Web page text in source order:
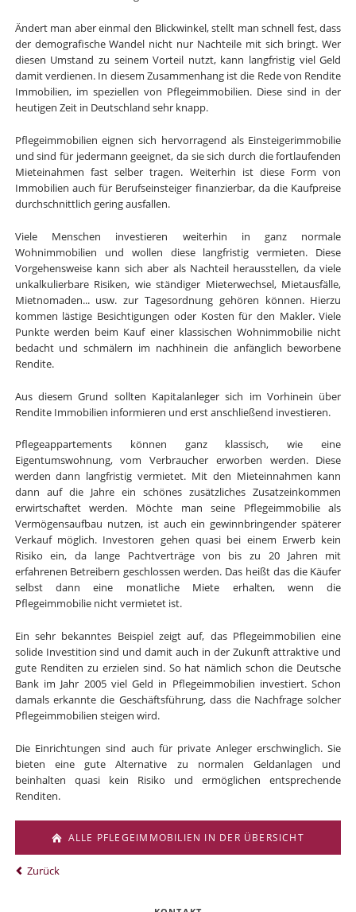
Ändert man aber einmal den Blickwinkel, stellt man schnell fest, dass
der demografische Wandel nicht nur Nachteile mit sich bringt. Wer
diesen Umstand zu seinem Vorteil nutzt, kann langfristig viel Geld
damit verdienen. In diesem Zusammenhang ist die Rede von Rendite
Immobilien, im speziellen von Pflegeimmobilien. Diese sind in der
heutigen Zeit in Deutschland sehr knapp.
Pflegeimmobilien eignen sich hervorragend als Einsteigerimmobilie
und sind für jedermann geeignet, da sie sich durch die fortlaufenden
Mieteinahmen fast selber tragen. Weiterhin ist diese Form von
Immobilien auch für Berufseinsteiger finanzierbar, da die Kaufpreise
durchschnittlich gering ausfallen.
Viele Menschen investieren weiterhin in ganz normale
Wohnimmobilien und wollen diese langfristig vermieten. Diese
Vorgehensweise kann sich aber als Nachteil herausstellen, da viele
unkalkulierbare Risiken, wie ständiger Mieterwechsel, Mietausfälle,
Mietnomaden... usw. zur Tagesordnung gehören können. Hierzu
kommen lästige Besichtigungen oder Kosten für den Makler. Viele
Punkte werden beim Kauf einer klassischen Wohnimmobilie nicht
bedacht und schmälern im nachhinein die anfänglich beworbene
Rendite.
Aus diesem Grund sollten Kapitalanleger sich im Vorhinein über
Rendite Immobilien informieren und erst anschließend investieren.
Pflegeappartements können ganz klassisch, wie eine
Eigentumswohnung, vom Verbraucher erworben werden. Diese
werden dann langfristig vermietet. Mit den Mieteinnahmen kann
dann auf die Jahre ein schönes zusätzliches Zusatzeinkommen
erwirtschaftet werden. Möchte man seine Pflegeimmobilie als
Vermögensaufbau nutzen, ist auch ein gewinnbringender späterer
Verkauf möglich. Investoren gehen quasi bei einem Erwerb kein
Risiko ein, da lange Pachtverträge von bis zu 20 Jahren mit
erfahrenen Betreibern geschlossen werden. Das heißt das die Käufer
selbst dann eine monatliche Miete erhalten, wenn die
Pflegeimmobilie nicht vermietet ist.
Ein sehr bekanntes Beispiel zeigt auf, das Pflegeimmobilien eine
solide Investition sind und damit auch in der Zukunft attraktive und
gute Renditen zu erzielen sind. So hat nämlich schon die Deutsche
Bank im Jahr 2005 viel Geld in Pflegeimmobilien investiert. Schon
damals erkannte die Geschäftsführung, dass die Nachfrage solcher
Pflegeimmobilien steigen wird.
Die Einrichtungen sind auch für private Anleger erschwinglich. Sie
bieten eine gute Alternative zu normalen Geldanlagen und
beinhalten quasi kein Risiko und ermöglichen entsprechende
Renditen.
ALLE PFLEGEIMMOBILIEN IN DER ÜBERSICHT
Zurück